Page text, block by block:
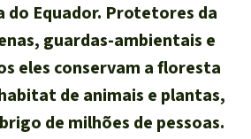
Atualidades
somos
a Floresta
um tema
de florestas
dos animais
uma região
asiático
do Equador. Protetores da
guardas-ambientais e
eles conservam a floresta
de animais e plantas,
de milhões de pessoas.